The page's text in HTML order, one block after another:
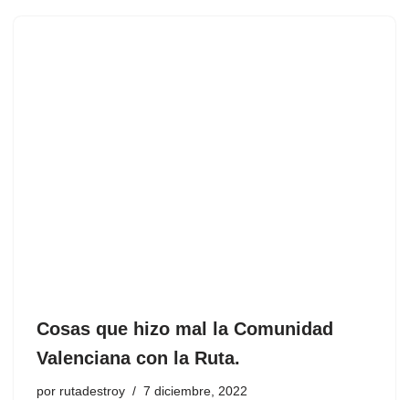
Cosas que hizo mal la Comunidad
Valenciana con la Ruta.
por rutadestroy 7 diciembre, 2022